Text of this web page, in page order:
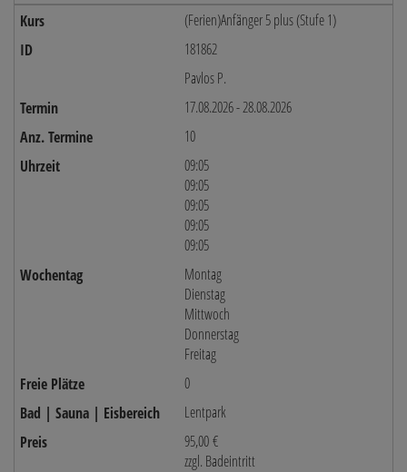
(Ferien)Anfänger 5 plus (Stufe 1)
181862
Pavlos P.
17.08.2026 - 28.08.2026
10
09:05
09:05
09:05
09:05
09:05
Montag
Dienstag
Mittwoch
Donnerstag
Freitag
0
Lentpark
95,00 €
zzgl. Badeintritt